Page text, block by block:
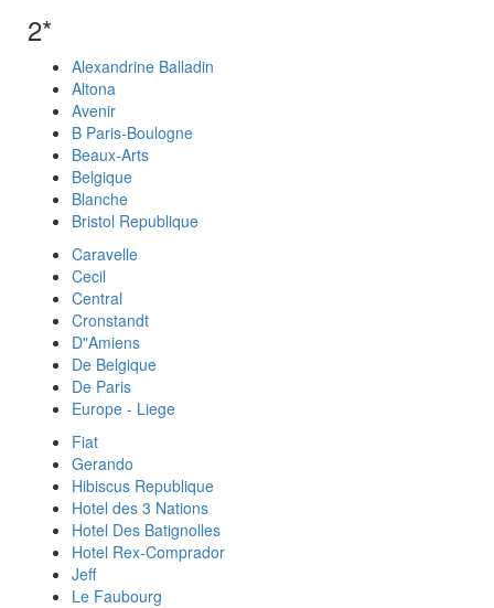
2*
Alexandrine Balladin
Altona
Avenir
B Paris-Boulogne
Beaux-Arts
Belgique
Blanche
Bristol Republique
Caravelle
Cecil
Central
Cronstandt
D"Amiens
De Belgique
De Paris
Europe - Liege
Fiat
Gerando
Hibiscus Republique
Hotel des 3 Nations
Hotel Des Batignolles
Hotel Rex-Comprador
Jeff
Le Faubourg